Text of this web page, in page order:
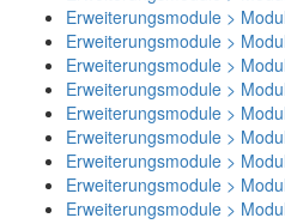
Erweiterungsmodule >
Erweiterungsmodule >
Erweiterungsmodule >
Erweiterungsmodule >
Erweiterungsmodule >
Erweiterungsmodule >
Erweiterungsmodule >
Erweiterungsmodule >
Erweiterungsmodule >